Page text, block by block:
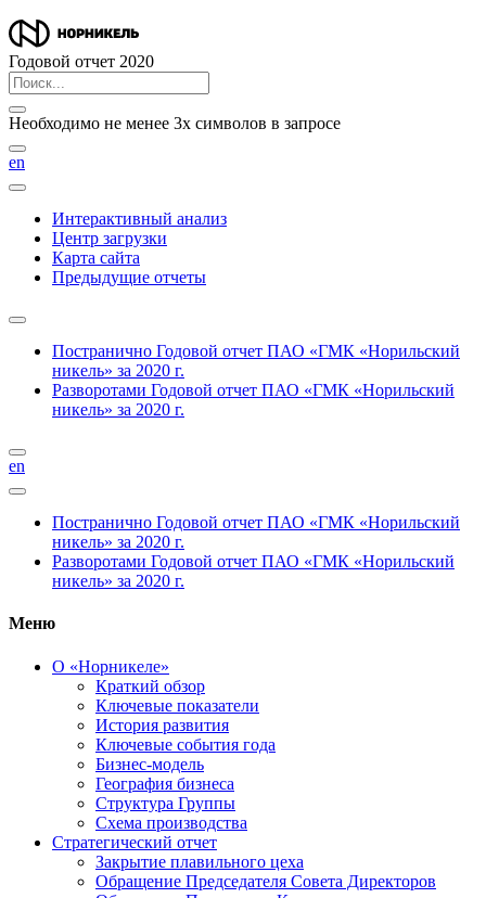
Годовой отчет 2020
Необходимо не менее 3х символов в запросе
en
Интерактивный анализ
Центр загрузки
Карта сайта
Предыдущие отчеты
Постранично Годовой отчет ПАО «ГМК «Норильский
никель» за 2020 г.
Разворотами Годовой отчет ПАО «ГМК «Норильский
никель» за 2020 г.
en
Постранично Годовой отчет ПАО «ГМК «Норильский
никель» за 2020 г.
Разворотами Годовой отчет ПАО «ГМК «Норильский
никель» за 2020 г.
Меню
О «Норникеле»
Краткий обзор
Ключевые показатели
История развития
Ключевые события года
Бизнес-модель
География бизнеса
Структура Группы
Схема производства
Стратегический отчет
Закрытие плавильного цеха
Обращение Председателя Совета Директоров